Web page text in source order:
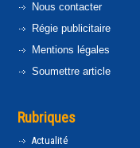
Nous contacter
Régie publicitaire
Mentions légales
Soumettre article
Rubriques
Actualité